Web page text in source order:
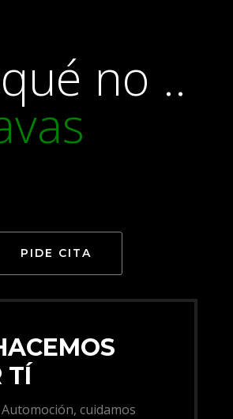
no ..
PIDE CITA
TÍ
Automoción, cuidamos